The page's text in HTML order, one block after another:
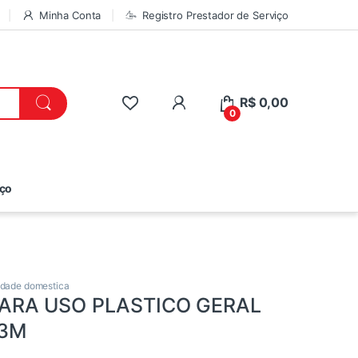
Minha Conta Registro Prestador de Serviço
0
R$0,00
domestica
USO PLASTICO GERAL